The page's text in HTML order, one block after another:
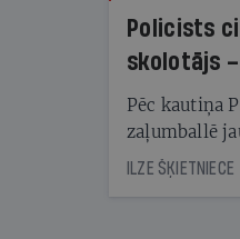
Policists
skolotājs
Reibuma
Pēc kautiņa
zaļumballē
nonācis
cienījams
ILZE ŠĶIETNIECE